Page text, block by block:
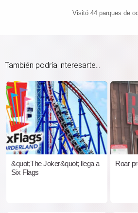
Visitó 44 parques de
También podría interesarte...
&quot;The Joker&quot; llega a
Six Flags
Roar